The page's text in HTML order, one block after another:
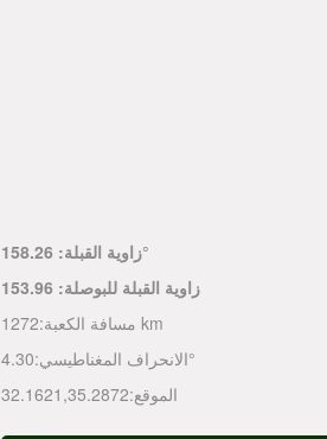
زاوية القبلة:158.26°
زاوية القبلة للبوصلة: 153.96
مسافة الكعبة: 1272 km
الانحراف المغناطيسي:4.30°
الموقع:
32.1621 ,35.2872